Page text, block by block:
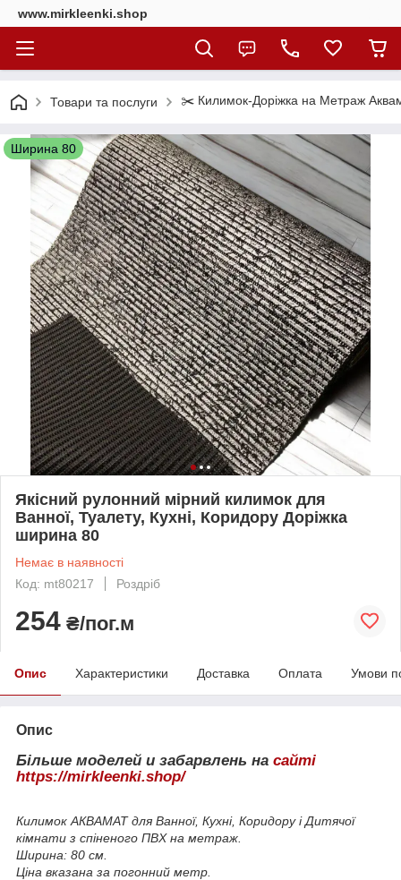
www.mirkleenki.shop
Товари та послуги ✂️ Килимок-Доріжка на Метраж
Ширина 80
Якісний рулонний мірний килимок для
Ванної, Туалету, Кухні, Коридору Доріжка
ширина 80
Немає в наявності
Код: mt80217
Роздріб
254 ₴/пог.м
Опис Характеристики Доставка Оплата Умови
Опис
Більше моделей и забарвлень на сайті
https://mirkleenki.shop/
Килимок АКВАМАТ для Ванної, Кухні, Коридору і Дитячої
кімнати з спіненого ПВХ на метраж.
Ширина: 80 см.
Ціна вказана за погонний метр.